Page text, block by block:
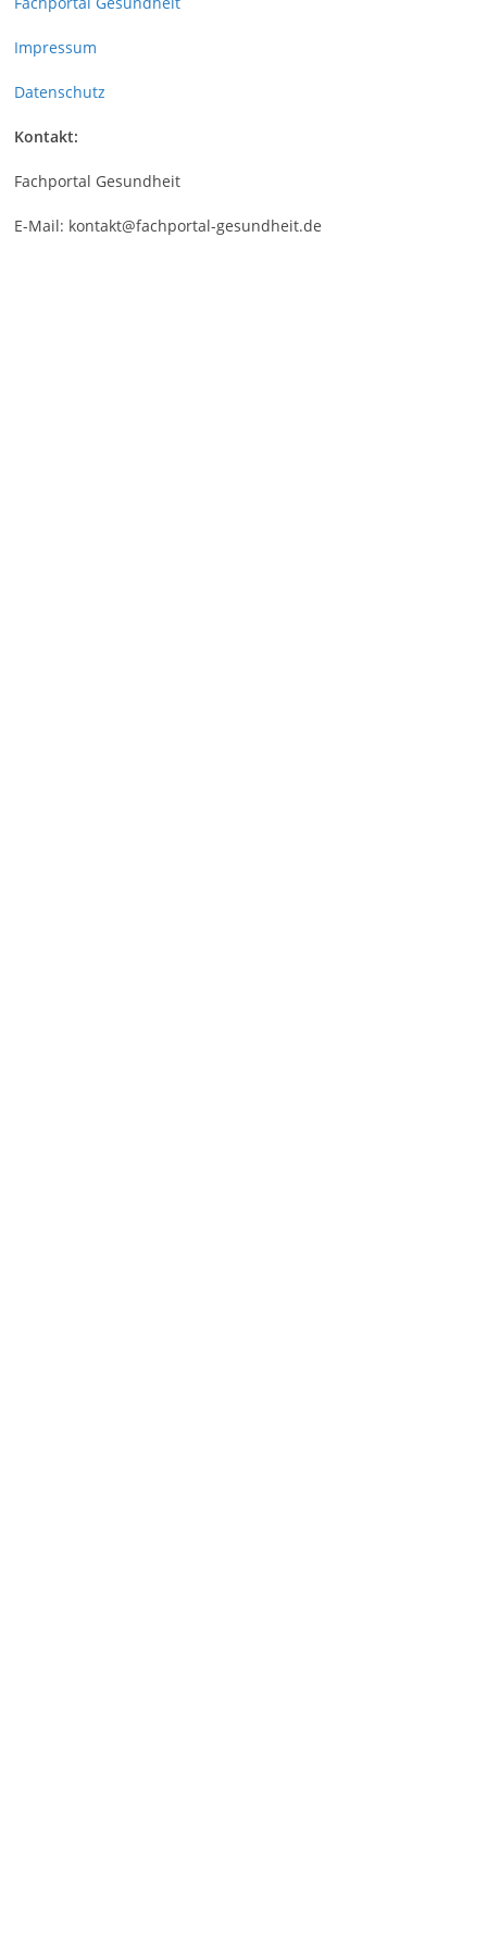
Impressum
Datenschutz
Kontakt:
Fachportal Gesundheit
E-Mail: kontakt@fachportal-gesundheit.de